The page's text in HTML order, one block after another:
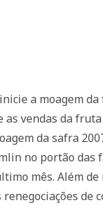
a moagem da
as vendas da
da safra
no portão das
mês. Além
de